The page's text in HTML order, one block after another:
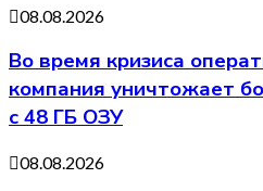
08.08.2026
Во время кризиса
компания уничтожает
с 48 ГБ ОЗУ
08.08.2026